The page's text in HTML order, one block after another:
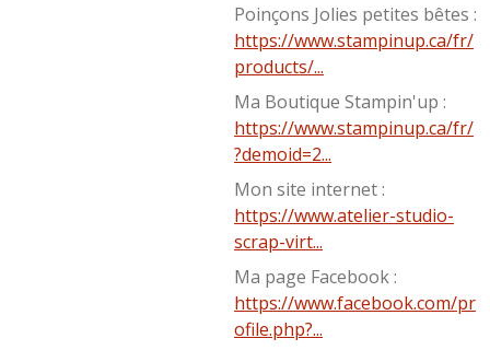
Poinçons Jolies petites bêtes :
https://www.stampinup.ca/fr/
products/...
Ma Boutique Stampin'up :
https://www.stampinup.ca/fr/
?demoid=2...
Mon site internet :
https://www.atelier-studio-
scrap-virt...
Ma page Facebook :
https://www.facebook.com/pr
ofile.php?...